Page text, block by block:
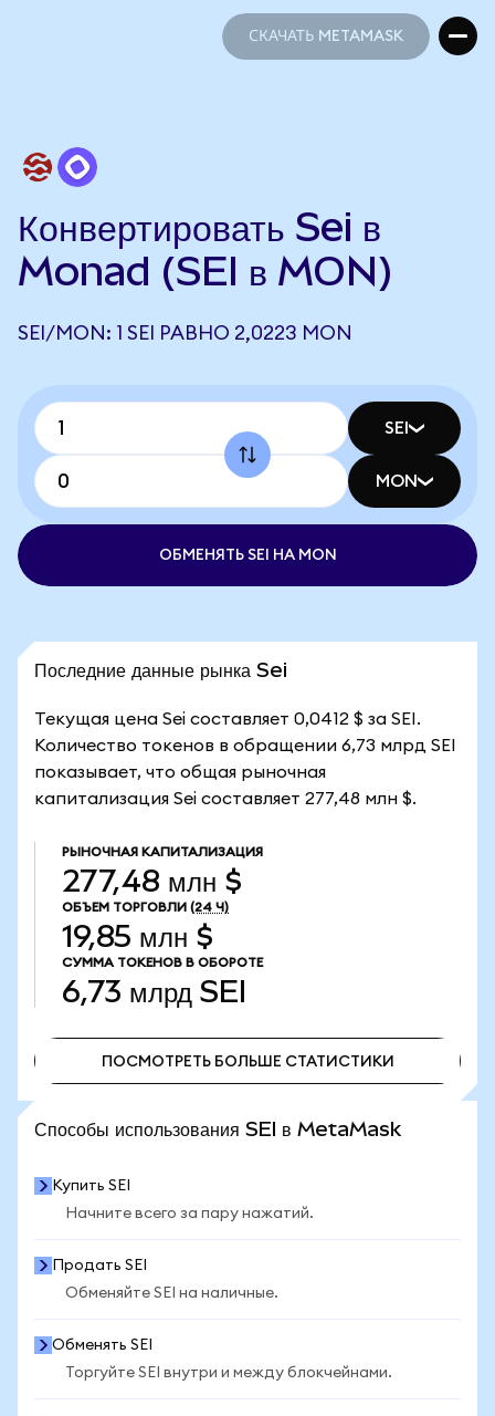
СКАЧАТЬ METAMASK
Конвертировать Sei в
Monad (SEI в MON)
SEI/MON: 1 SEI РАВНО 2,0223 MON
SEI
MON
ОБМЕНЯТЬ SEI НА MON
Последние данные рынка Sei
Текущая цена Sei составляет 0,0412 $ за SEI.
Количество токенов в обращении 6,73 млрд SEI
показывает, что общая рыночная
капитализация Sei составляет 277,48 млн $.
РЫНОЧНАЯ КАПИТАЛИЗАЦИЯ
277,48 млн $
ОБЪЕМ ТОРГОВЛИ (24 Ч)
19,85 млн $
СУММА ТОКЕНОВ В ОБОРОТЕ
6,73 млрд SEI
ПОСМОТРЕТЬ БОЛЬШЕ СТАТИСТИКИ
Способы использования SEI в MetaMask
Купить SEI
Начните всего за пару нажатий.
Продать SEI
Обменяйте SEI на наличные.
Обменять SEI
Торгуйте SEI внутри и между блокчейнами.